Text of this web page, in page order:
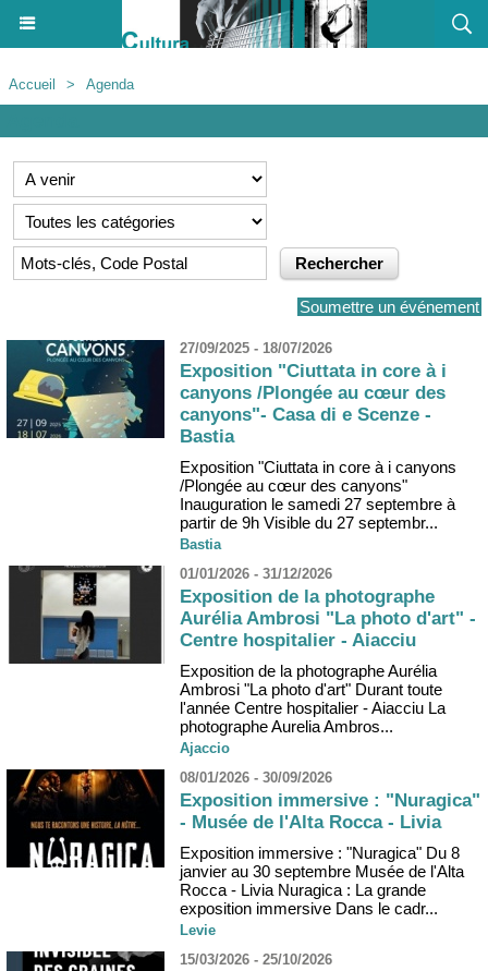
Accueil > Agenda
Soumettre un événement
27/09/2025 - 18/07/2026
Exposition "Ciuttata in core à i
canyons /Plongée au cœur des
canyons"- Casa di e Scenze -
Bastia
Exposition "Ciuttata in core à i canyons
/Plongée au cœur des canyons"
Inauguration le samedi 27 septembre à
partir de 9h Visible du 27 septembr...
Bastia
01/01/2026 - 31/12/2026
Exposition de la photographe
Aurélia Ambrosi "La photo d'art" -
Centre hospitalier - Aiacciu
Exposition de la photographe Aurélia
Ambrosi "La photo d'art" Durant toute
l'année Centre hospitalier - Aiacciu La
photographe Aurelia Ambros...
Ajaccio
08/01/2026 - 30/09/2026
Exposition immersive : "Nuragica"
- Musée de l'Alta Rocca - Livia
Exposition immersive : "Nuragica" Du 8
janvier au 30 septembre Musée de l'Alta
Rocca - Livia Nuragica : La grande
exposition immersive Dans le cadr...
Levie
15/03/2026 - 25/10/2026